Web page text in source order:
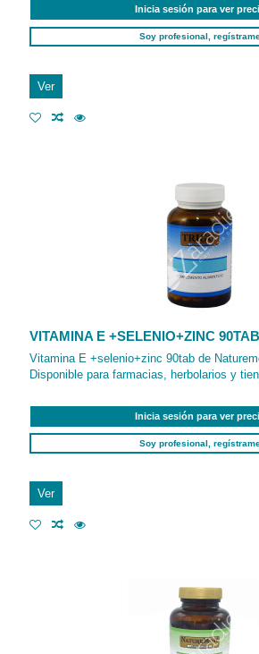
Inicia sesión para ver
Soy profesional,
Ver
VITAMINA E +SELENIO+ZINC 90TAB
Vitamina E +selenio+zinc 90tab de
Disponible para farmacias, herbolarios y
Inicia sesión para ver
Soy profesional,
Ver